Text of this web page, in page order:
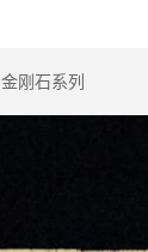
金刚石系列